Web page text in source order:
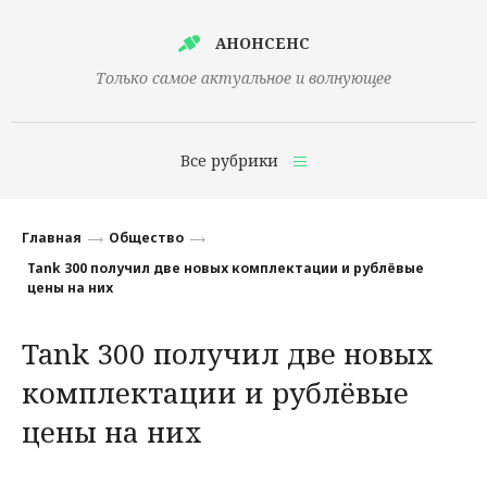
АНОНСЕНС
Только самое актуальное и волнующее
Все рубрики
Финансы
Наука
Культура
Общество
Главная
Общество
Tank 300 получил две новых комплектации и рублёвые
цены на них
Tank 300 получил две новых
комплектации и рублёвые
цены на них